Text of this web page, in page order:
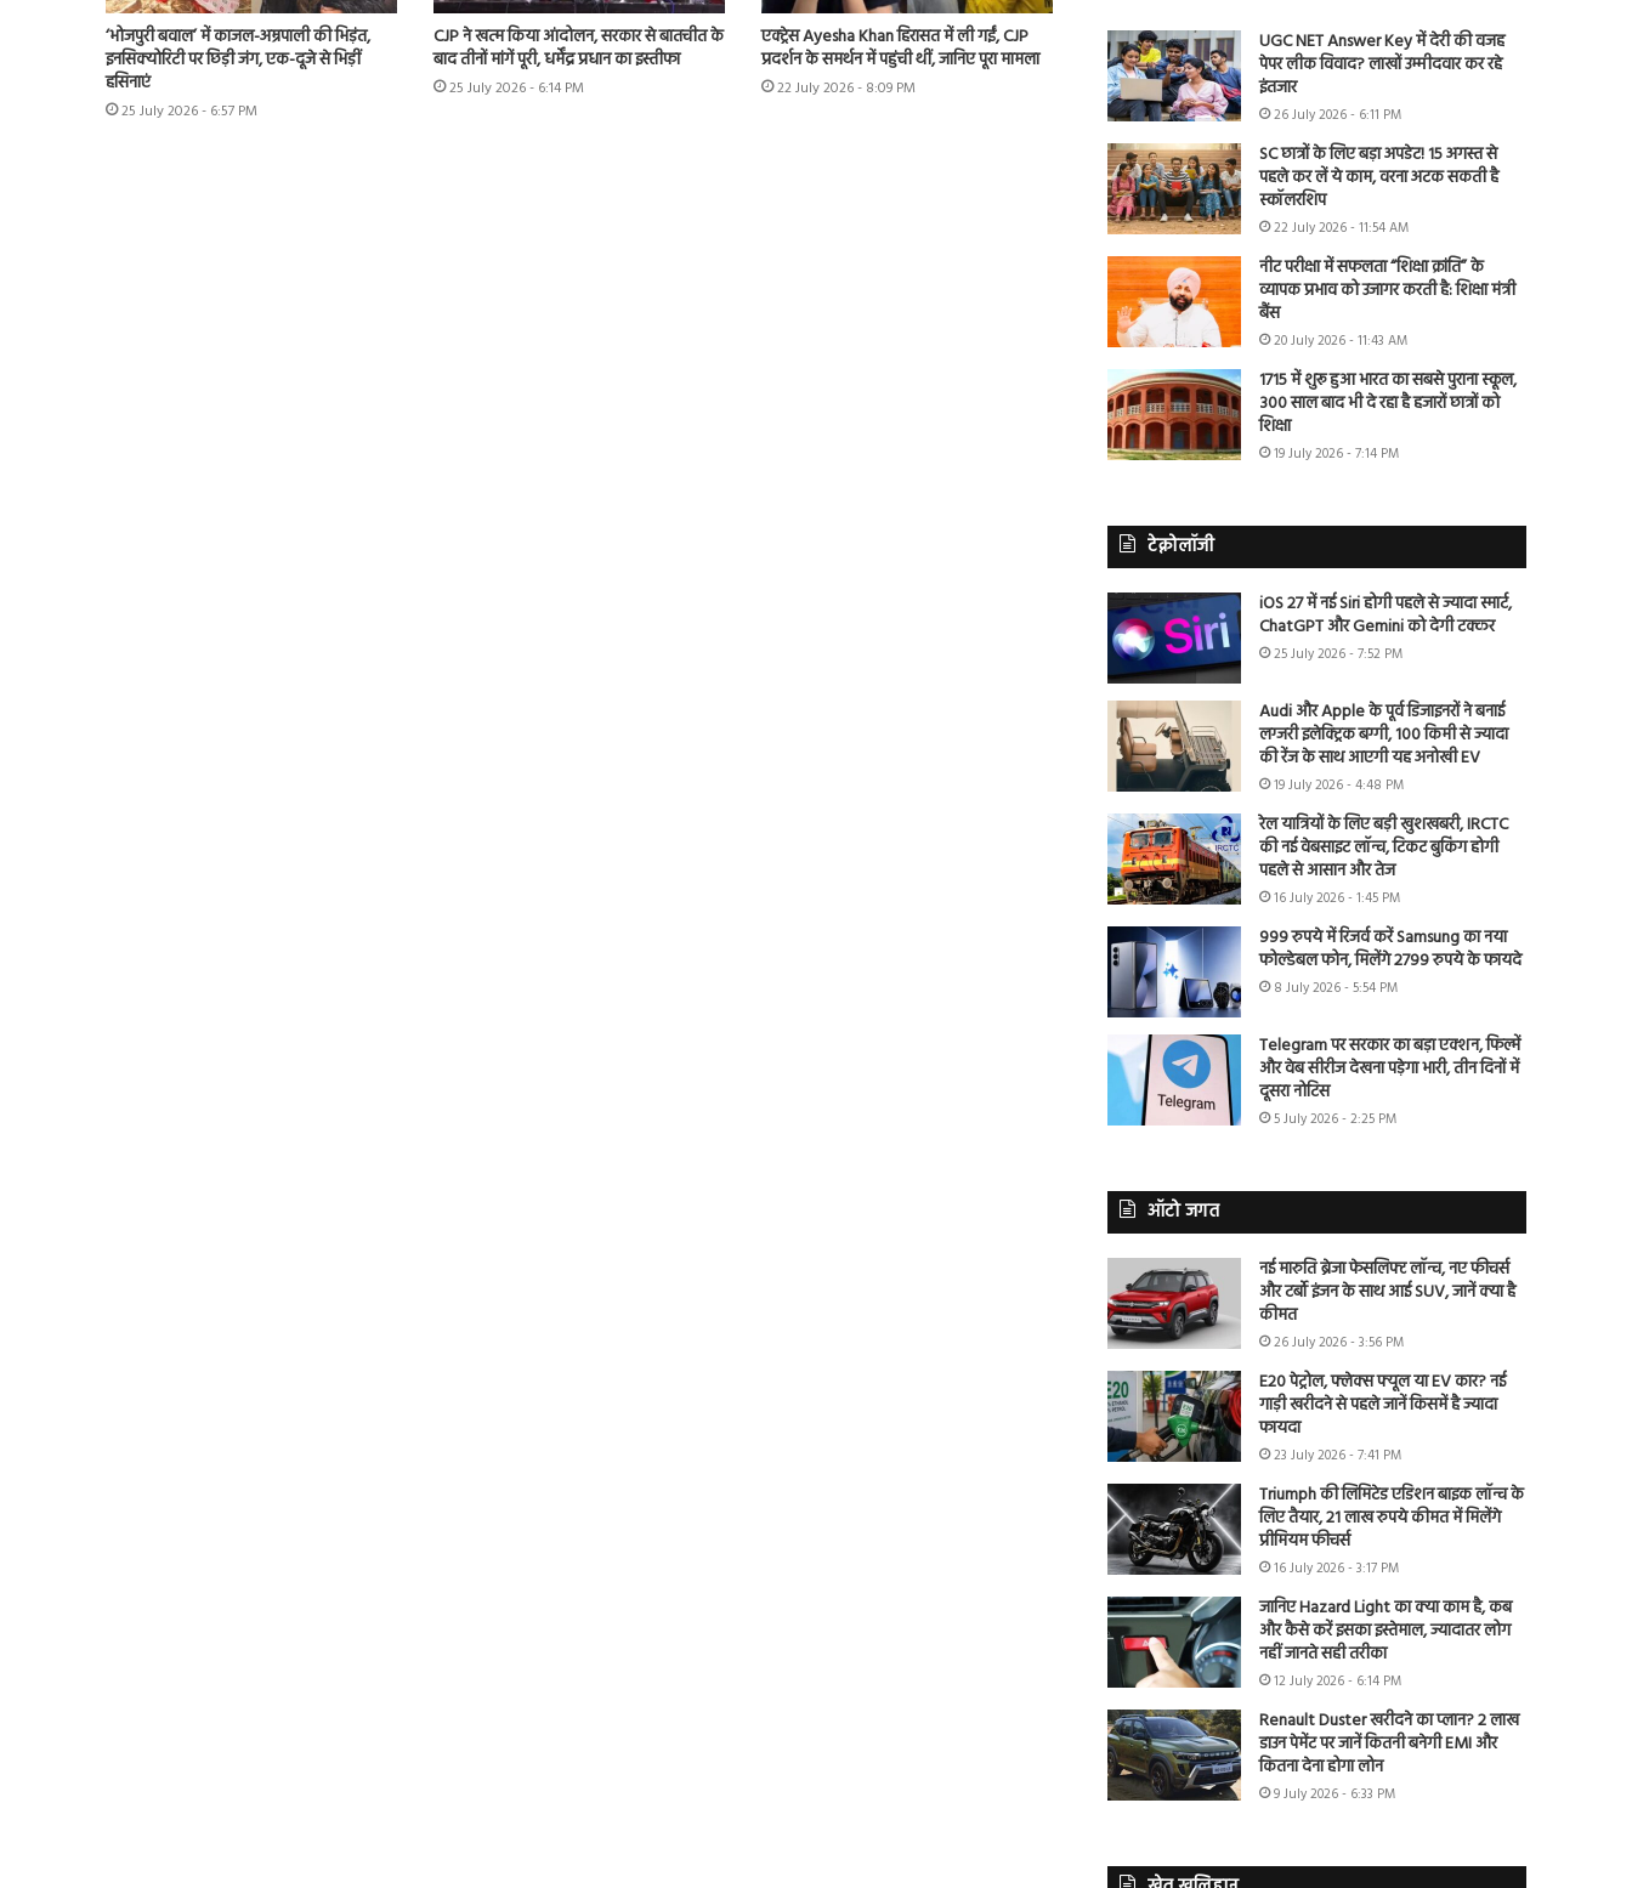
‘भोजपुरी बवाल’ में काजल-अम्रपाली की भिड़ंत,
इनसिक्योरिटी पर छिड़ी जंग, एक-दूजे से भिड़ीं
हसिनाएं
25 July 2026 - 6:57 PM
CJP ने खत्म किया आंदोलन, सरकार से बातचीत के
बाद तीनों मांगें पूरी, धर्मेंद्र प्रधान का इस्तीफा
25 July 2026 - 6:14 PM
एक्ट्रेस Ayesha Khan हिरासत में ली गईं, CJP
प्रदर्शन के समर्थन में पहुंची थीं, जानिए पूरा मामला
22 July 2026 - 8:09 PM
UGC NET Answer Key में देरी की वजह
पेपर लीक विवाद? लाखों उम्मीदवार कर रहे
इंतजार
26 July 2026 - 6:11 PM
SC छात्रों के लिए बड़ा अपडेट! 15 अगस्त से
पहले कर लें ये काम, वरना अटक सकती है
स्कॉलरशिप
22 July 2026 - 11:54 AM
नीट परीक्षा में सफलता “शिक्षा क्रांति” के
व्यापक प्रभाव को उजागर करती है: शिक्षा मंत्री
बैंस
20 July 2026 - 11:43 AM
1715 में शुरू हुआ भारत का सबसे पुराना स्कूल,
300 साल बाद भी दे रहा है हजारों छात्रों को
शिक्षा
19 July 2026 - 7:14 PM
टेक्नोलॉजी
iOS 27 में नई Siri होगी पहले से ज्यादा स्मार्ट,
ChatGPT और Gemini को देगी टक्कर
25 July 2026 - 7:52 PM
Audi और Apple के पूर्व डिजाइनरों ने बनाई
लग्जरी इलेक्ट्रिक बग्गी, 100 किमी से ज्यादा
की रेंज के साथ आएगी यह अनोखी EV
19 July 2026 - 4:48 PM
रेल यात्रियों के लिए बड़ी खुशखबरी, IRCTC
की नई वेबसाइट लॉन्च, टिकट बुकिंग होगी
पहले से आसान और तेज
16 July 2026 - 1:45 PM
999 रुपये में रिजर्व करें Samsung का नया
फोल्डेबल फोन, मिलेंगे 2799 रुपये के फायदे
8 July 2026 - 5:54 PM
Telegram पर सरकार का बड़ा एक्शन, फिल्में
और वेब सीरीज देखना पड़ेगा भारी, तीन दिनों में
दूसरा नोटिस
5 July 2026 - 2:25 PM
ऑटो जगत
नई मारुति ब्रेजा फेसलिफ्ट लॉन्च, नए फीचर्स
और टर्बो इंजन के साथ आई SUV, जानें क्या है
कीमत
26 July 2026 - 3:56 PM
E20 पेट्रोल, फ्लेक्स फ्यूल या EV कार? नई
गाड़ी खरीदने से पहले जानें किसमें है ज्यादा
फायदा
23 July 2026 - 7:41 PM
Triumph की लिमिटेड एडिशन बाइक लॉन्च के
लिए तैयार, 21 लाख रुपये कीमत में मिलेंगे
प्रीमियम फीचर्स
16 July 2026 - 3:17 PM
जानिए Hazard Light का क्या काम है, कब
और कैसे करें इसका इस्तेमाल, ज्यादातर लोग
नहीं जानते सही तरीका
12 July 2026 - 6:14 PM
Renault Duster खरीदने का प्लान? 2 लाख
डाउन पेमेंट पर जानें कितनी बनेगी EMI और
कितना देना होगा लोन
9 July 2026 - 6:33 PM